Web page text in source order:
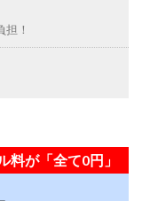
！
料が「全て0円」